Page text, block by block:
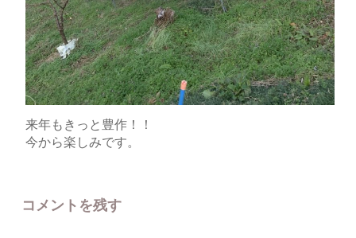
来年もきっと豊作！！
今から楽しみです。
コメントを残す